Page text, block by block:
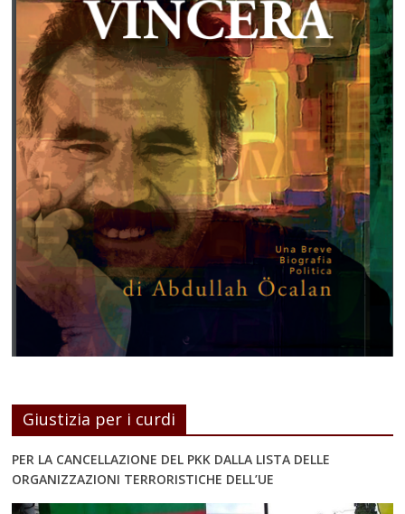
Giustizia per i curdi
PER LA CANCELLAZIONE DEL PKK DALLA LISTA DELLE
ORGANIZZAZIONI TERRORISTICHE DELL’UE